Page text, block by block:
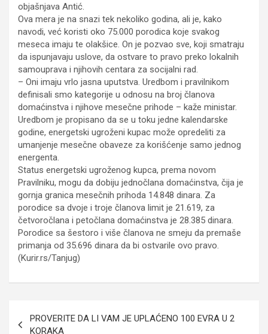
objašnjava Antić.
Ova mera je na snazi tek nekoliko godina, ali je, kako
navodi, već koristi oko 75.000 porodica koje svakog
meseca imaju te olakšice. On je pozvao sve, koji smatraju
da ispunjavaju uslove, da ostvare to pravo preko lokalnih
samouprava i njihovih centara za socijalni rad.
– Oni imaju vrlo jasna uputstva. Uredbom i pravilnikom
definisali smo kategorije u odnosu na broj članova
domaćinstva i njihove mesečne prihode – kaže ministar.
Uredbom je propisano da se u toku jedne kalendarske
godine, energetski ugroženi kupac može opredeliti za
umanjenje mesečne obaveze za korišćenje samo jednog
energenta.
Status energetski ugroženog kupca, prema novom
Pravilniku, mogu da dobiju jednočlana domaćinstva, čija je
gornja granica mesečnih prihoda 14.848 dinara. Za
porodice sa dvoje i troje članova limit je 21.619, za
četvoročlana i petočlana domaćinstva je 28.385 dinara.
Porodice sa šestoro i više članova ne smeju da premaše
primanja od 35.696 dinara da bi ostvarile ovo pravo.
(Kurir.rs/Tanjug)
чланка
PROVERITE DA LI VAM JE UPLAĆENO 100 EVRA U 2
KORAKA